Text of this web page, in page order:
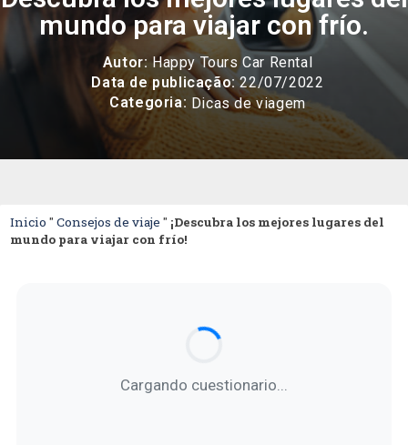
mundo para viajar con frío.
Autor: Happy Tours Car Rental
Data de publicação: 22/07/2022
Categoria: Dicas de viagem
Inicio " Consejos de viaje " ¡Descubra los mejores lugares del
mundo para viajar con frío!
Cargando cuestionario...